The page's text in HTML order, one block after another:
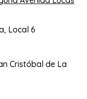
Local 6
Cristóbal de La